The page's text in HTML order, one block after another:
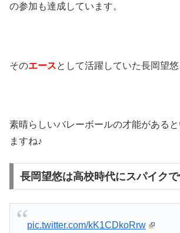
の参加も達成しています。
そのエースとして活躍していた長岡望悠
素晴らしいバレーボールの才能がある
ますね♪
長岡望悠は高校時代にスパイクで
pic.twitter.com/kK1CDkoRrw